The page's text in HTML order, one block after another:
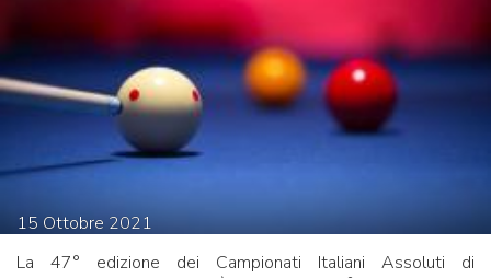
15 Ottobre2021
La 47° edizione dei Campionati Italiani Assoluti di